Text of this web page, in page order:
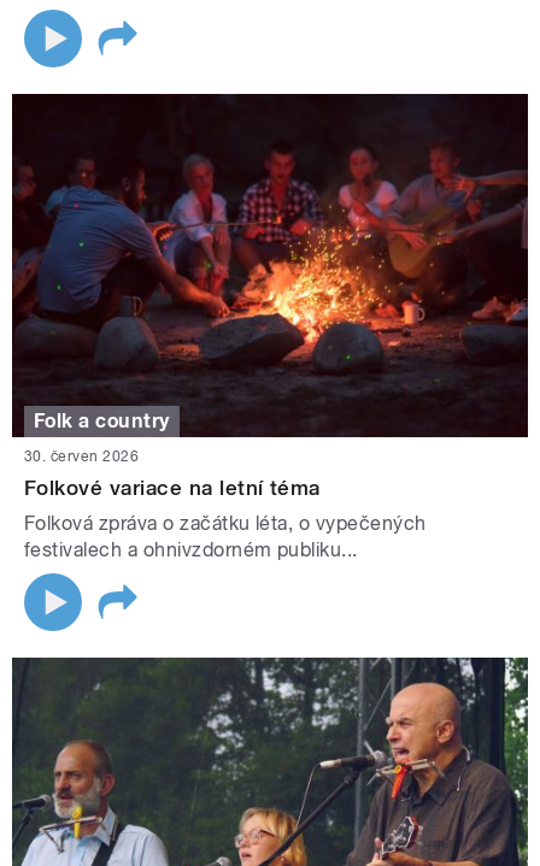
Folk a country
30. červen 2026
Folkové variace na letní téma
Folková zpráva o začátku léta, o vypečených
festivalech a ohnivzdorném publiku...